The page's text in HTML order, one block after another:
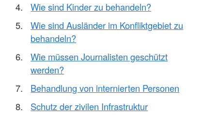
Wie sind Kinder zu behandeln?
Wie sind Ausländer im Konfliktgebiet zu
behandeln?
Wie müssen Journalisten geschützt
werden?
Behandlung von internierten Personen
Schutz der zivilen Infrastruktur